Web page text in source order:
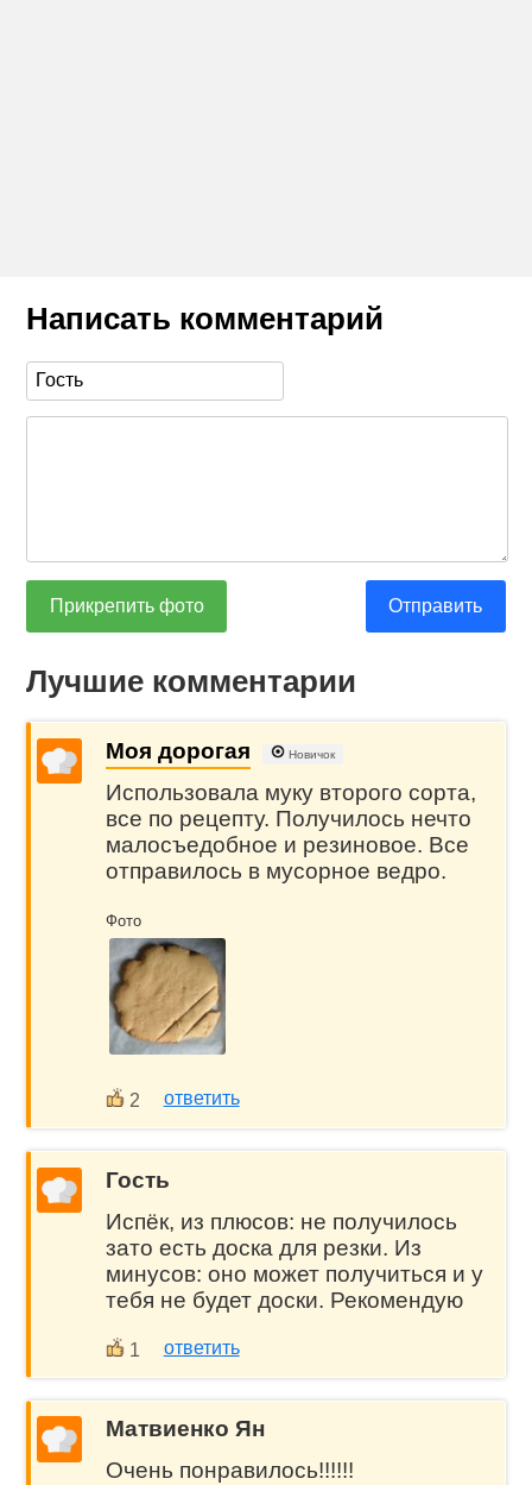
Написать комментарий
Прикрепить фото Отправить
Лучшие комментарии
Моя дорогая Новичок
Использовала муку второго сорта,
все по рецепту. Получилось нечто
малосъедобное и резиновое. Все
отправилось в мусорное ведро.
Фото
2 ответить
Гость
Испёк, из плюсов: не получилось
зато есть доска для резки. Из
минусов: оно может получиться и у
тебя не будет доски. Рекомендую
1 ответить
Матвиенко Ян
Очень понравилось!!!!!!